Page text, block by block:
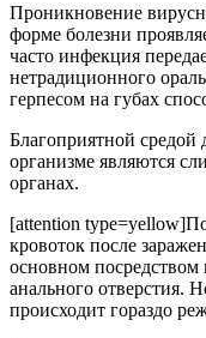
Проникновение
форме болезни
часто инфекция
нетрадиционного
герпесом на губах
Благоприятной средой
организме являются
органах.
[attention
кровоток после
основном посредством
анального отверстия.
происходит гораздо